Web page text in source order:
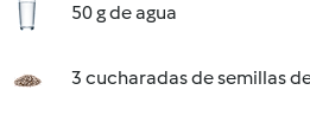
50 g de agua
3 cucharadas de semillas